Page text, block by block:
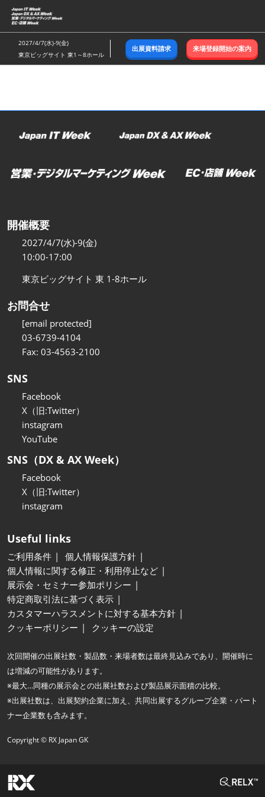
ス
キ
ッ
し
む
2027/4/7(水)-9(金)
東京ビッグサイト 東1～8ホール
出展資料請求 来場登録開始の案内
開催概要
2027/4/7(水)-9(金)
10:00-17:00
東京ビッグサイト 東 1-8ホール
お問合せ
[email protected]
03-6739-4104
Fax: 03-4563-2100
SNS
Facebook
X（旧:Twitter）
instagram
YouTube
SNS（DX & AX Week）
Facebook
X（旧:Twitter）
instagram
Useful links
ご利用条件
個人情報保護方針
個人情報に関する修正・利用停止など
展示会・セミナー参加ポリシー
特定商取引法に基づく表示
カスタマーハラスメントに対する基本方針
クッキーポリシー
クッキーの設定
次回開催の出展社数・製品数・来場者数は最終見込みであり、開催時に
は増減の可能性があります。
※最大…同種の展示会との出展社数および製品展示面積の比較。
※出展社数は、出展契約企業に加え、共同出展するグループ企業・パート
ナー企業数も含みます。
Copyright © RX Japan GK